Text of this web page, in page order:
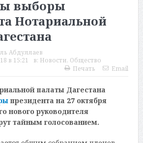
выборы
Нотариальной
Абдуллаев
в 15:21 в: Новости, Общество
Печать
Email
палаты Дагестана
президента на 27 октября
нового руководителя
тайным голосованием.